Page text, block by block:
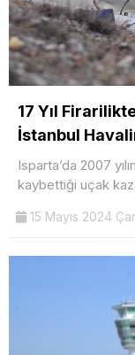
17 Yıl
İstanbul
Isparta’da 2007
kaybettiği uçak
15 Mayıs 2024